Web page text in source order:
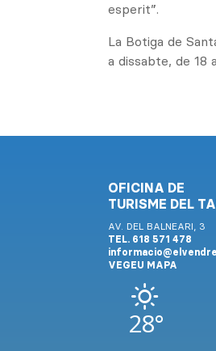
esperit”.
La Botiga de
a dissabte, de 18
OFICINA DE
TURISME DEL
AV. DEL BALNEARI, 3
TEL. 618 571 478
VEGEU MAPA
28°